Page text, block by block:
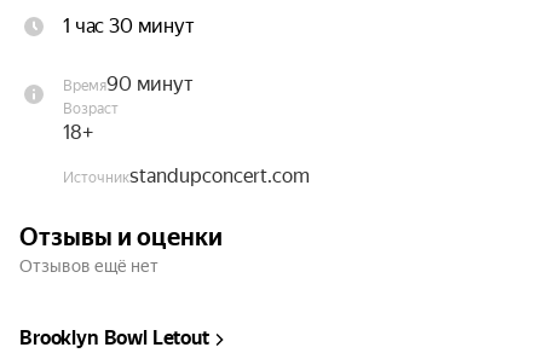
40 жизнь только начинается!
Её сольный концерт — это не просто
выступление, а искренний и весёлый диалог с
вами о том, как оставаться в отличной форме и
Продолжительность шоу 90 минут.
Если тебе нужна помощь в выборе места,
1 час 30 минут
Время90 минут
Возраст
18+
Источникstandupconcert.com
Отзывы и оценки
Отзывов ещё нет
Brooklyn Bowl Letout